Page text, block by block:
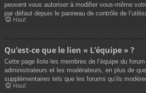
peuvent vous autoriser à modifier vous-même
par défaut depuis le panneau de contrôle de
Haut
Qu’est-ce que le lien « L’équipe » ?
Cette page liste les membres de l’équipe du
administrateurs et les modérateurs, en plus de
supplémentaires tels que les forums qu’ils
Haut